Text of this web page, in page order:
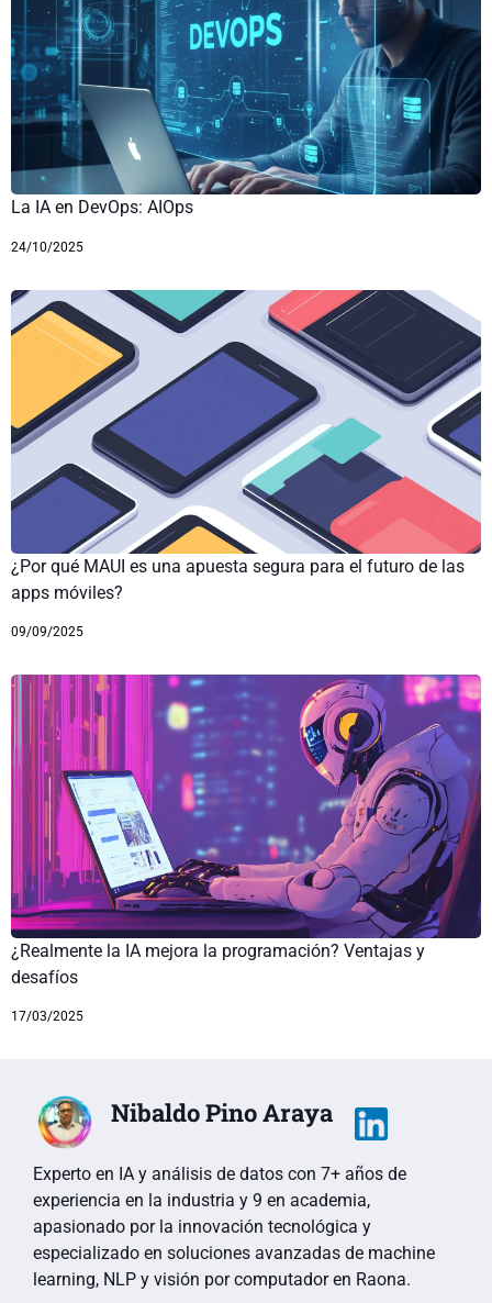
La IA en DevOps: AIOps
24/10/2025
¿Por qué MAUI es una apuesta segura para el futuro de las
apps móviles?
09/09/2025
¿Realmente la IA mejora la programación? Ventajas y
desafíos
17/03/2025
Nibaldo Pino Araya
Experto en IA y análisis de datos con 7+ años de
experiencia en la industria y 9 en academia,
apasionado por la innovación tecnológica y
especializado en soluciones avanzadas de machine
learning, NLP y visión por computador en Raona.